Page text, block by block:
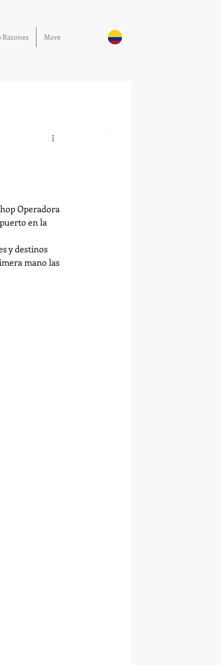
Razones More
Operadora
en la
y destinos
mano las